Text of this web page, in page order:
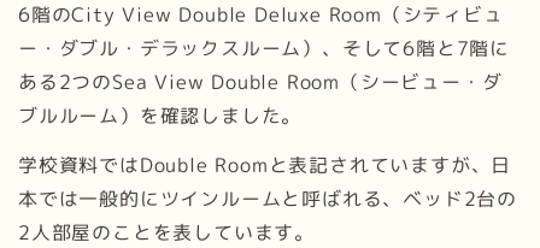
6階のCity View Double Deluxe Room（シティビュ
ー・ダブル・デラックスルーム）、そして6階と7階に
ある2つのSea View Double Room（シービュー・ダ
ブルルーム）を確認しました。
学校資料ではDouble Roomと表記されていますが、日
本では一般的にツインルームと呼ばれる、ベッド2台の
2人部屋のことを表しています。